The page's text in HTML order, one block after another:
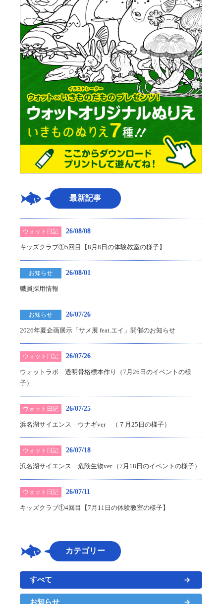
最新記事
ウォット日記 26/08/08
キッズクラブ①5回目【8月8日の体験教室の様子】
お知らせ 26/08/01
職員採用情報
お知らせ 26/07/26
2026年夏企画展示「サメ展 feat.エイ」開催のお知らせ
ウォット日記 26/07/26
ウォットラボ 透明骨格標本作り（7月26日のイベントの様
子）
ウォット日記 26/07/25
浜名湖サイエンス ウナギver （７月25日の様子）
ウォット日記 26/07/18
浜名湖サイエンス 危険生物ver.（7月18日のイベントの様子）
ウォット日記 26/07/11
キッズクラブ①4回目【7月11日の体験教室の様子】
カテゴリー
すべて
お知らせ